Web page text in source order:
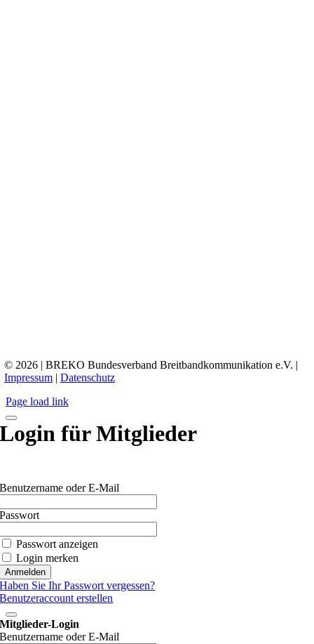
© 2026 | BREKO Bundesverband Breitbandkommunikation e.V. |
Impressum| Datenschutz
Page load link
Login für Mitglieder
Benutzername oder E-Mail
Passwort
Passwort anzeigen
Login merken
Haben Sie Ihr Passwort vergessen?
Benutzeraccount erstellen
Mitglieder-Login
Benutzername oder E-Mail